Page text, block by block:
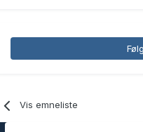
Vis emneliste